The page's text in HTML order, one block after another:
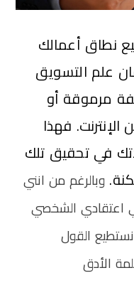
نطاق أعمالك
علم التسويق
مرموقة أو
فهذا
في تحقيق تلك
وبالرغم من انني
اعتقادي الشخصي
القول
الأدق